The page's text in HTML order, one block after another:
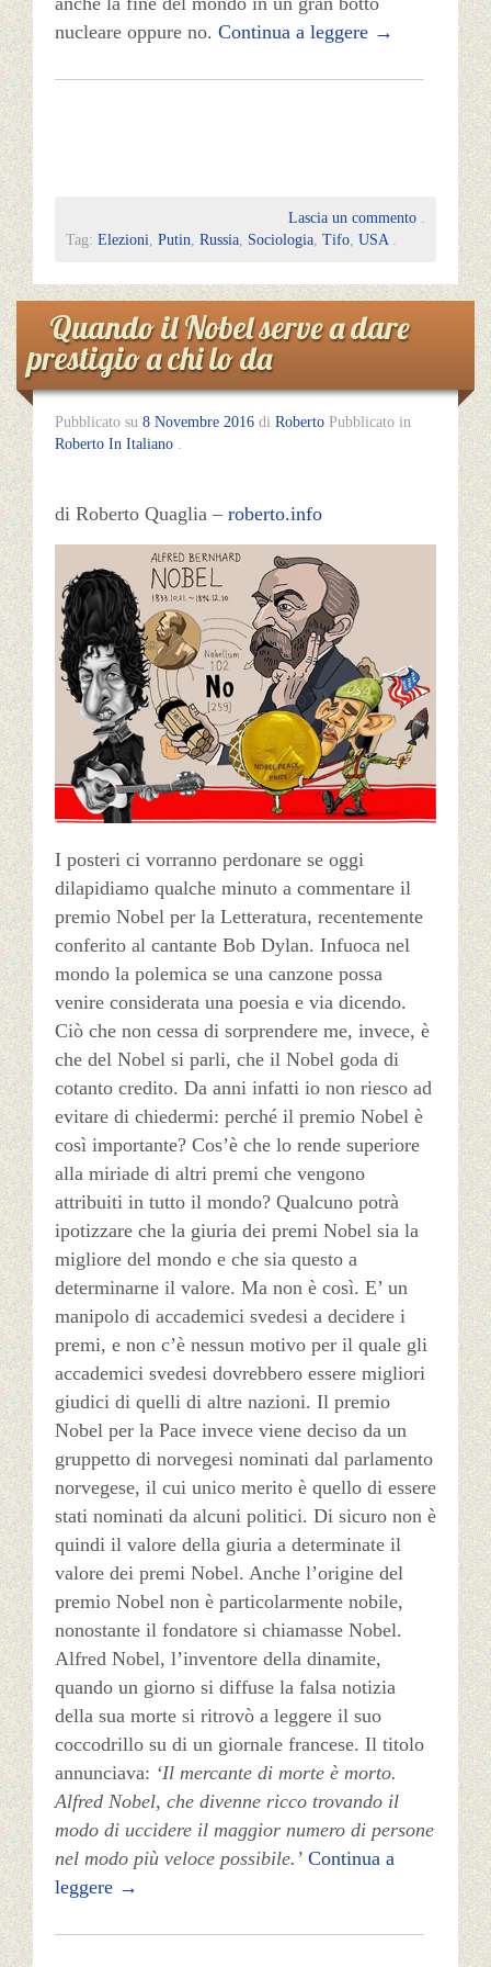
nucleare oppure no. Continua a leggere →
Lascia un commento .
Tag: Elezioni, Putin, Russia, Sociologia, Tifo, USA .
Quando il Nobel serve a dare
prestigio a chi lo da
Pubblicato su 8 Novembre 2016 di Roberto Pubblicato in
Roberto In Italiano .
di Roberto Quaglia – roberto.info
I posteri ci vorranno perdonare se oggi
dilapidiamo qualche minuto a commentare il
premio Nobel per la Letteratura, recentemente
conferito al cantante Bob Dylan. Infuoca nel
mondo la polemica se una canzone possa
venire considerata una poesia e via dicendo.
Ciò che non cessa di sorprendere me, invece, è
che del Nobel si parli, che il Nobel goda di
cotanto credito. Da anni infatti io non riesco ad
evitare di chiedermi: perché il premio Nobel è
così importante? Cos’è che lo rende superiore
alla miriade di altri premi che vengono
attribuiti in tutto il mondo? Qualcuno potrà
ipotizzare che la giuria dei premi Nobel sia la
migliore del mondo e che sia questo a
determinarne il valore. Ma non è così. E’ un
manipolo di accademici svedesi a decidere i
premi, e non c’è nessun motivo per il quale gli
accademici svedesi dovrebbero essere migliori
giudici di quelli di altre nazioni. Il premio
Nobel per la Pace invece viene deciso da un
gruppetto di norvegesi nominati dal parlamento
norvegese, il cui unico merito è quello di essere
stati nominati da alcuni politici. Di sicuro non è
quindi il valore della giuria a determinate il
valore dei premi Nobel. Anche l’origine del
premio Nobel non è particolarmente nobile,
nonostante il fondatore si chiamasse Nobel.
Alfred Nobel, l’inventore della dinamite,
quando un giorno si diffuse la falsa notizia
della sua morte si ritrovò a leggere il suo
coccodrillo su di un giornale francese. Il titolo
annunciava: ‘Il mercante di morte è morto.
Alfred Nobel, che divenne ricco trovando il
modo di uccidere il maggior numero di persone
nel modo più veloce possibile.’ Continua a
leggere →